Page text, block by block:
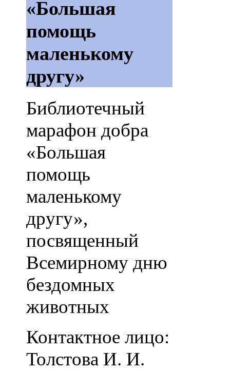
«Большая
помощь
маленькому
другу»
Библиотечный
марафон добра
«Большая
помощь
маленькому
другу»,
посвященный
Всемирному дню
бездомных
животных
Контактное лицо:
Толстова И. И.